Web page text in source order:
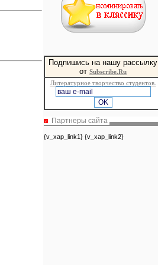
Подпишись на нашу рассылку
от Subscribe.Ru
Литературное творчество студентов.
Партнеры сайта
{v_xap_link1} {v_xap_link2}